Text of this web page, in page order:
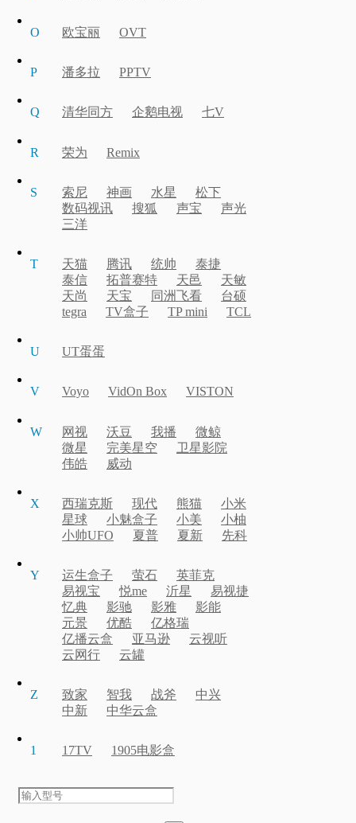
O 欧宝丽 OVT
P 潘多拉 PPTV
Q 清华同方 企鹅电视 七V
R 荣为 Remix
S 索尼 神画 水星
松下
数码视讯
搜狐 声宝
声光
三洋
T 天猫 腾讯 统帅
泰捷
泰信
拓普赛特 天邑
天敏
天尚
天宝 同洲飞看
台硕
tegra
TV盒子 TP mini TCL
U UT蛋蛋
V Voyo VidOn Box VISTON
W 网视 沃豆 我播
微鲸
微星
完美星空
卫星影院
伟皓
威动
X 西瑞克斯 现代 熊猫
小米
星球
小魅盒子 小美
小柚
小帅UFO
夏普 夏新 先科
Y 运生盒子 萤石
英菲克
易视宝
悦me 沂星
易视捷
忆典
影驰 影雅
影能
元景
优酷
亿格瑞
亿播云盒
亚马逊
云视听
云网行
云罐
Z 致家 智我 战斧
中兴
中新
中华云盒
1 17TV 1905电影盒